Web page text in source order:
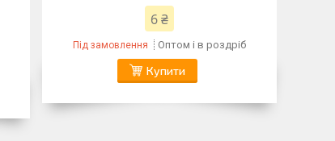
6 ₴
Під замовлення Оптом і в роздріб
Купити